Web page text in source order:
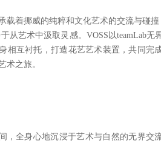
载着挪威的纯粹和文化艺术的交流与碰撞
从艺术中汲取灵感。VOSS以teamLab无
相互衬托，打造花艺艺术装置，共同完
术之旅。
，全身心地沉浸于艺术与自然的无界交